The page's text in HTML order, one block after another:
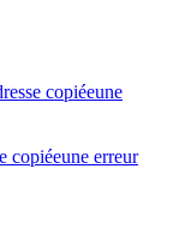
copiéeune
copiéeune erreur